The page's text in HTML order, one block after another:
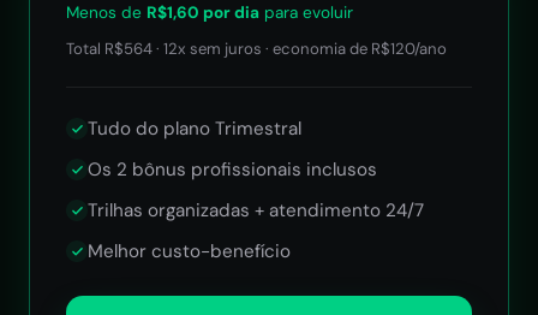
Menos de R$1,60 por dia para evoluir
Total R$564 · 12x sem juros · economia de R$120/ano
Tudo do plano Trimestral
Os 2 bônus profissionais inclusos
Trilhas organizadas + atendimento 24/7
Melhor custo-benefício